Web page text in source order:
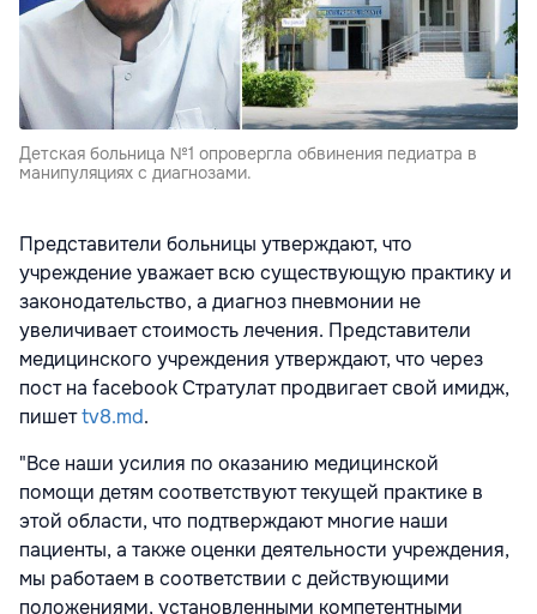
Детская больница №1 опровергла обвинения педиатра в
манипуляциях с диагнозами.
Представители больницы утверждают, что
учреждение уважает всю существующую практику и
законодательство, а диагноз пневмонии не
увеличивает стоимость лечения. Представители
медицинского учреждения утверждают, что через
пост на facebook Стратулат продвигает свой имидж,
пишетtv8.md.
"Все наши усилия по оказанию медицинской
помощи детям соответствуют текущей практике в
этой области, что подтверждают многие наши
пациенты, а также оценки деятельности учреждения,
мы работаем в соответствии с действующими
положениями, установленными компетентными